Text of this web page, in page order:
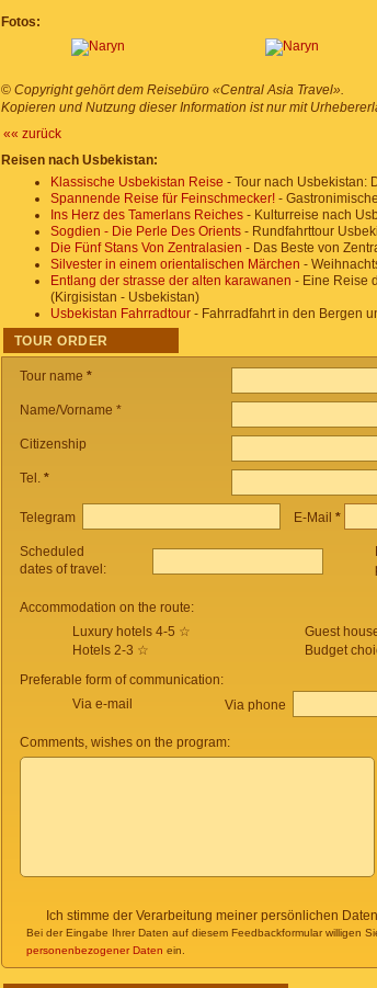
Fotos:
© Copyright gehört dem Reisebüro «Central Asia Travel».
Kopieren und Nutzung dieser Information ist nur mit
«« zurück
Reisen nach Usbekistan:
Klassische Usbekistan Reise - Tour nach Usbekistan:
Spannende Reise für Feinschmecker! -
Ins Herz des Tamerlans Reiches - Kulturreise nach
Sogdien - Die Perle Des Orients - Rundfahrttour
Die Fünf Stans Von Zentralasien - Das Beste von
Silvester in einem orientalischen Märchen -
Entlang der strasse der alten karawanen - Eine Reise
(Kirgisistan - Usbekistan)
Usbekistan Fahrradtour - Fahrradfahrt in den Bergen
TOUR ORDER
Tour name *
Name/Vorname *
Citizenship
Tel. *
Telegram E-Mail *
Scheduled
dates of travel:
Accommodation on the route:
Luxury hotels 4-5 ☆
Hotels 2-3 ☆
Guest
Budget
Preferable form of communication:
Via e-mail
Via phone
Comments, wishes on the program:
Ich stimme der Verarbeitung meiner persönlichen
Bei der Eingabe Ihrer Daten auf diesem Feedbackformular willigen
personenbezogener Daten ein.